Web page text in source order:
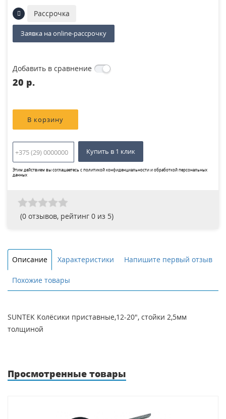
Рассрочка
Заявка на online-рассрочку
Добавить в сравнение
20 p.
Купить в 1 клик
Этим действием вы соглашаетесь сполитикой конфиденциальности и обработкой персональных
данных
(0 отзывов, рейтинг 0 из 5)
Описание Характеристики Напишите первый отзыв
Похожие товары
SUNTEK Колёсики приставные,12-20", стойки 2,5мм
толщиной
Просмотренные товары